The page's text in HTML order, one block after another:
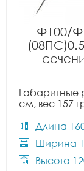
Ф100/
Габаритные
см, вес 157
Длина
Ширина
Высота